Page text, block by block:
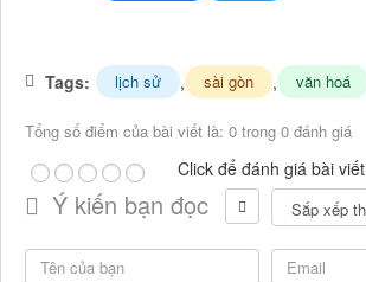
Tags: lịch sử , sài gòn , văn hoá
Tổng số điểm của bài viết là: 0 trong 0 đánh giá
Click để đánh giá bài viết
Ý kiến bạn đọc